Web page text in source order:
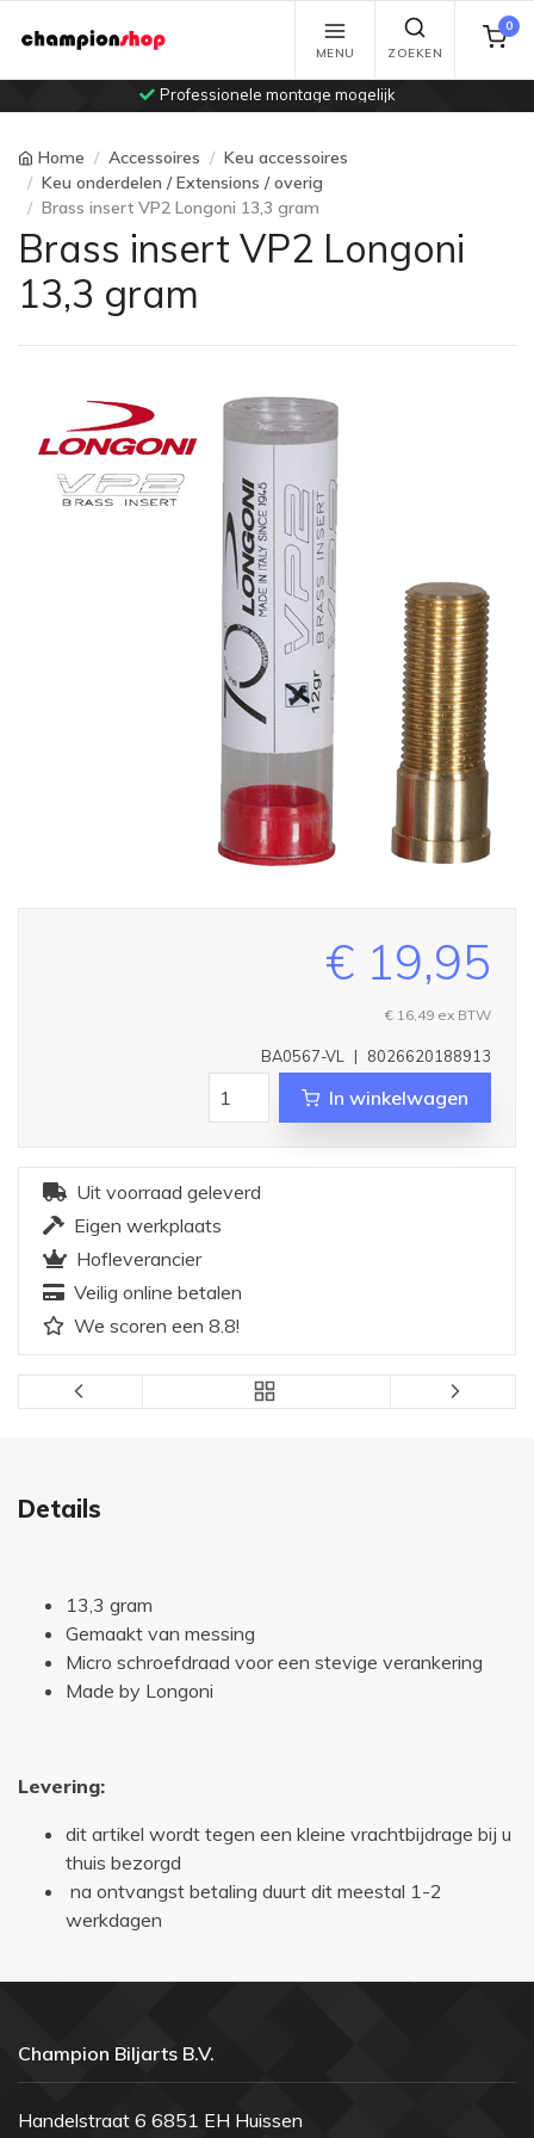
Professionele montage mogelijk
MENU ZOEKEN
0
Home Accessoires
Keu accessoires
Keu onderdelen / Extensions / overig
Brass insert VP2 Longoni 13,3 gram
Brass insert VP2 Longoni
13,3 gram
€ 19,95
€ 16,49 ex BTW
8026620188913
|
BA0567-VL
In winkelwagen
Uit voorraad geleverd
Eigen werkplaats
Hofleverancier
Veilig online betalen
We scoren een 8.8!
Details
13,3 gram
Gemaakt van messing
Micro schroefdraad voor een stevige verankering
Made by Longoni
Levering:
dit artikel wordt tegen een kleine vrachtbijdrage bij u
thuis bezorgd
na ontvangst betaling duurt dit meestal 1-2
werkdagen
Champion Biljarts B.V.
Handelstraat 6 6851 EH Huissen